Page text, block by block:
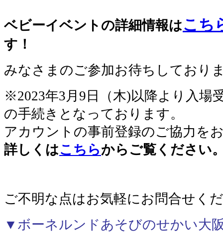
ベビーイベントの詳細情報はこち
す！
みなさまのご参加お待ちしており
※2023年3月9日（木)以降より入場
の手続きとなっております。
アカウントの事前登録のご協力を
詳しくはこちらからご覧ください
ご不明な点はお気軽にお問合せく
▼ボーネルンドあそびのせかい大